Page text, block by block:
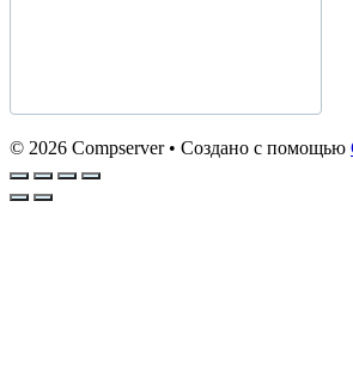
© 2026 Compserver• Создано с помощью